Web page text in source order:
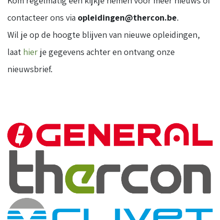
contacteer ons via opleidingen@thercon.be.
Wil je op de hoogte blijven van nieuwe opleidingen,
laat hier je gegevens achter en ontvang onze
nieuwsbrief.